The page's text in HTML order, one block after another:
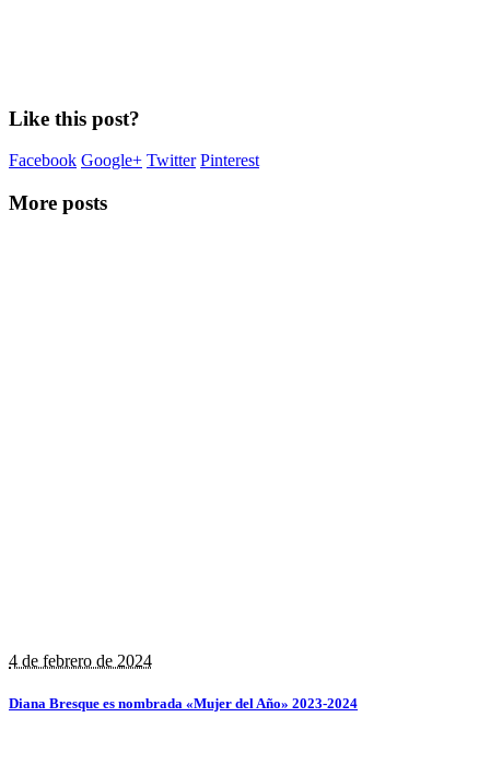
Like this post?
Facebook Google+ Twitter Pinterest
More posts
4 de febrero de 2024
Diana Bresque es nombrada «Mujer del Año» 2023-2024